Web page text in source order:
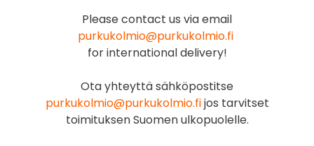
Please contact us via email
purkukolmio@purkukolmio.fi
for international delivery!
Ota yhteyttä sähköpostitse
purkukolmio@purkukolmio.fijos tarvitset
toimituksen Suomen ulkopuolelle.